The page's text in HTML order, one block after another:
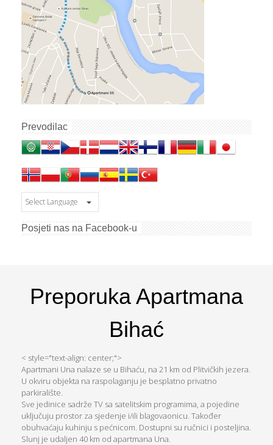
Prevodilac
Posjeti nas na Facebook-u
Preporuka Apartmana
Bihać
< style="text-align: center;">
Apartmani Una nalaze se u Bihaću, na 21 km od Plitvičkih jezera.
U okviru objekta na raspolaganju je besplatno privatno
parkiralište.
Sve jedinice sadrže TV sa satelitskim programima, a pojedine
uključuju prostor za sjedenje i/ili blagovaonicu. Također
obuhvaćaju kuhinju s pećnicom. Dostupni su ručnici i posteljina.
Slunj je udaljen 40 km od apartmana Una.